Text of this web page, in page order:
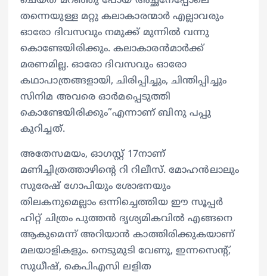
തന്നെയുള്ള മറ്റു കലാകാരന്മാർ എല്ലാവരും
ഓരോ ദിവസവും നമുക്ക് മുന്നിൽ വന്നു
കൊണ്ടേയിരിക്കും. കലാകാരൻമാർക്ക്
മരണമില്ല. ഓരോ ദിവസവും ഓരോ
കഥാപാത്രങ്ങളായി, ചിരിപ്പിച്ചും, ചിന്തിപ്പിച്ചും
സിനിമ അവരെ ഓർമപ്പെടുത്തി
കൊണ്ടേയിരിക്കും”എന്നാണ് ബിനു പപ്പു
കുറിച്ചത്.
അതേസമയം, ഓ​ഗസ്റ്റ് 17നാണ്
മണിച്ചിത്രത്താഴിന്റെ റി റിലീസ്. മോഹൻലാലും
സുരേഷ് ​ഗോപിയും ശോഭനയും
തിലകനുമെല്ലാം ഒന്നിച്ചെത്തിയ ഈ സൂപ്പർ
ഹിറ്റ് ചിത്രം പുത്തൻ ദൃശ്യമികവിൽ എങ്ങനെ
ആകുമെന്ന് അറിയാൻ കാത്തിരിക്കുകയാണ്
മലയാളികളും. നെടുമുടി വേണു, ഇന്നസെന്റ്,
സുധീഷ്, കെപിഎസി ലളിത